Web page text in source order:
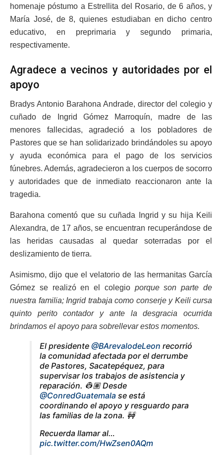
homenaje póstumo a Estrellita del Rosario, de 6 años, y
María José, de 8, quienes estudiaban en dicho centro
educativo, en preprimaria y segundo primaria,
respectivamente.
Agradece a vecinos y autoridades por el
apoyo
Bradys Antonio Barahona Andrade, director del colegio y
cuñado de Ingrid Gómez Marroquín, madre de las
menores fallecidas, agradeció a los pobladores de
Pastores que se han solidarizado brindándoles su apoyo
y ayuda económica para el pago de los servicios
fúnebres. Además, agradecieron a los cuerpos de socorro
y autoridades que de inmediato reaccionaron ante la
tragedia.
Barahona comentó que su cuñada Ingrid y su hija Keili
Alexandra, de 17 años, se encuentran recuperándose de
las heridas causadas al quedar soterradas por el
deslizamiento de tierra.
Asimismo, dijo que el velatorio de las hermanitas García
Gómez se realizó en el colegio porque son parte de
nuestra familia; Ingrid trabaja como conserje y Keili cursa
quinto perito contador y ante la desgracia ocurrida
brindamos el apoyo para sobrellevar estos momentos.
El presidente @BArevalodeLeon recorrió
la comunidad afectada por el derrumbe
de Pastores, Sacatepéquez, para
supervisar los trabajos de asistencia y
reparación. 👷🏽 Desde
@ConredGuatemala se está
coordinando el apoyo y resguardo para
las familias de la zona. 🚧
Recuerda llamar al…
pic.twitter.com/HwZsen0AQm